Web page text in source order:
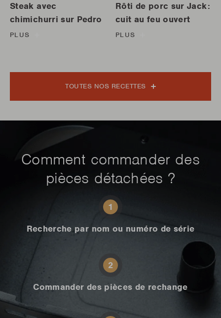
Steak avec
chimichurri sur Pedro
PLUS
Rôti de porc sur Jack:
cuit au feu ouvert
PLUS
TOUTES NOS RECETTES
Comment commander des
pièces détachées ?
1
Recherche par nom ou numéro de série
2
Commander des pièces de rechange